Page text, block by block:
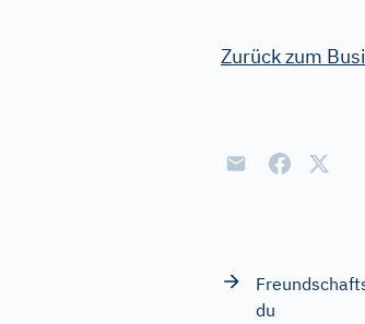
Zurück zum
du